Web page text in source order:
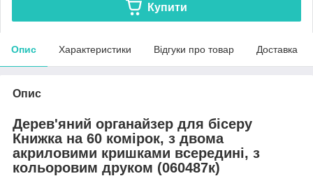
Купити
Опис Характеристики Відгуки про товар Доставка
Опис
Дерев'яний органайзер для бісеру
Книжка на 60 комірок, з двома
акриловими кришками всередині, з
кольоровим друком (060487к)